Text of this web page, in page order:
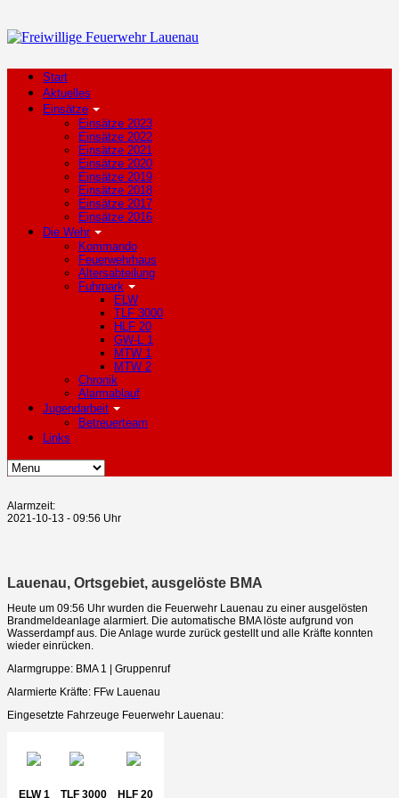
Start
Aktuelles
Einsätze
Einsätze 2023
Einsätze 2022
Einsätze 2021
Einsätze 2020
Einsätze 2019
Einsätze 2018
Einsätze 2017
Einsätze 2016
Die Wehr
Kommando
Feuerwehrhaus
Altersabteilung
Fuhrpark
ELW
TLF 3000
HLF 20
GW-L 1
MTW 1
MTW 2
Chronik
Alarmablauf
Jugendarbeit
Betreuerteam
Links
Alarmzeit:
2021-10-13 - 09:56 Uhr
Lauenau, Ortsgebiet, ausgelöste BMA
Heute um 09:56 Uhr wurden die Feuerwehr Lauenau zu einer ausgelösten
Brandmeldeanlage alarmiert. Die automatische BMA löste aufgrund von
Wasserdampf aus. Die Anlage wurde zurück gestellt und alle Kräfte konnten
wieder einrücken.
Alarmgruppe: BMA 1 | Gruppenruf
Alarmierte Kräfte: FFw Lauenau
Eingesetzte Fahrzeuge Feuerwehr Lauenau:
ELW 1 TLF 3000 HLF 20